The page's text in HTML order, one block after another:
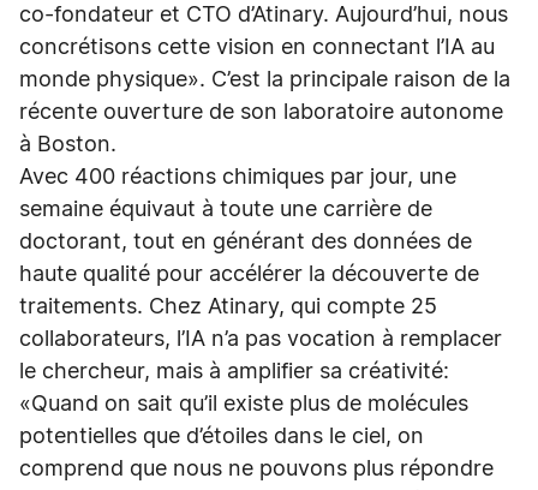
co-fondateur et CTO d’Atinary. Aujourd’hui, nous
concrétisons cette vision en connectant l’IA au
monde physique». C’est la principale raison de la
récente ouverture de son laboratoire autonome
à Boston.
Avec 400 réactions chimiques par jour, une
semaine équivaut à toute une carrière de
doctorant, tout en générant des données de
haute qualité pour accélérer la découverte de
traitements. Chez Atinary, qui compte 25
collaborateurs, l’IA n’a pas vocation à remplacer
le chercheur, mais à amplifier sa créativité:
«Quand on sait qu’il existe plus de molécules
potentielles que d’étoiles dans le ciel, on
comprend que nous ne pouvons plus répondre